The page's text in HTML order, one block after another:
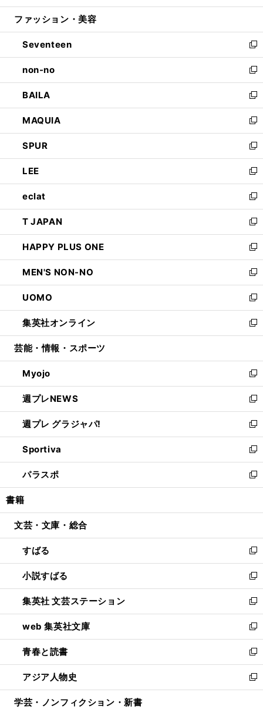
開
ウ
開
く
ン
ウ
で
開
く
ウ
ン
ド
ウ
で
開
く
ファッション・美容
Seventeen
新
し
い
ウ
ィ
ン
ド
ウ
で
開
く
non-no
新
し
い
ウ
ィ
ン
ド
ウ
で
開
く
BAILA
新
し
い
ウ
ィ
ン
ド
ウ
で
開
く
MAQUIA
新
し
い
ウ
ィ
ン
ド
ウ
で
開
く
SPUR
新
し
い
ウ
ィ
ン
ド
ウ
で
開
く
LEE
新
し
い
ウ
ィ
ン
ド
ウ
で
開
く
eclat
新
し
い
ウ
ィ
ン
ド
ウ
で
開
く
T JAPAN
新
し
い
ウ
ィ
ン
ド
ウ
で
開
HAPPY PLUS ONE
新
し
い
ウ
ィ
ン
ド
ウ
開
く
MEN'S NON-NO
新
し
い
ウ
ィ
ン
ウ
で
開
く
UOMO
新
し
い
ウ
ン
ド
ウ
で
開
く
集英社オンライン
新
し
ウ
ィ
ン
ド
ウ
で
開
く
芸能・情報・スポーツ
Myojo
新
し
い
ウ
ィ
ン
ド
ウ
で
開
週プレNEWS
新
し
い
ウ
ィ
ン
ド
ウ
開
週プレ グラジャパ!
新
し
い
ウ
ィ
ン
ウ
開
く
Sportiva
新
し
い
ウ
ン
ウ
で
開
く
パラスポ
新
し
ウ
ン
ド
ウ
で
開
く
書籍
文芸・文庫・総合
すばる
新
し
い
ウ
ィ
ン
ド
ウ
で
開
く
小説すばる
新
し
い
ウ
ィ
ン
ド
ウ
で
開
集英社 文芸ステーション
新
し
い
ウ
ィ
ン
ド
ウ
web 集英社文庫
新
し
い
ウ
ィ
ン
青春と読書
新
し
い
ウ
アジア人物史
新
し
学芸・ノンフィクション・新書